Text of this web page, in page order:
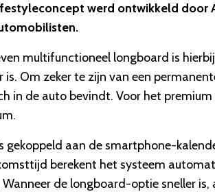
werd ontwikkeld door
multifunctioneel longboard is
Om zeker te zijn van een
in de auto bevindt. Voor het
aan de smartphone-
berekent het systeem
de longboard-optie sneller